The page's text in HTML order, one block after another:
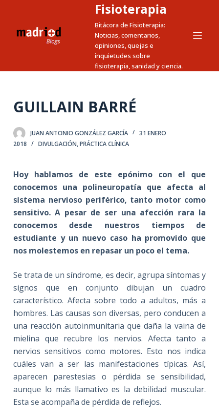
r
n
n
d
o
Fisioterapia
Bitácora de Fisioterapia:
Noticias, comentarios,
opiniones, quejas e
inquietudes sobre
fisioterapia, sanidad y ciencia.
GUILLAIN BARRÉ
JUAN ANTONIO GONZÁLEZ GARCÍA
31 ENERO
2018
DIVULGACIÓN,PRÁCTICA CLÍNICA
Hoy hablamos de este epónimo con el que
conocemos una polineuropatía que afecta al
sistema nervioso periférico, tanto motor como
sensitivo. A pesar de ser una afección rara la
conocemos desde nuestros tiempos de
estudiante y un nuevo caso ha promovido que
nos molestemos en repasar un poco el tema.
Se trata de un síndrome, es decir, agrupa síntomas y
signos que en conjunto dibujan un cuadro
característico. Afecta sobre todo a adultos, más a
hombres. Las causas son diversas, pero conducen a
una reacción autoinmunitaria que daña la vaina de
mielina que recubre los nervios. Afecta tanto a
nervios sensitivos como motores. Esto nos indica
cuáles van a ser las manifestaciones típicas. Así,
aparecen parestesias o pérdida se sensibilidad,
aunque lo más llamativo es la debilidad muscular.
Esta se acompaña de pérdida de reflejos.